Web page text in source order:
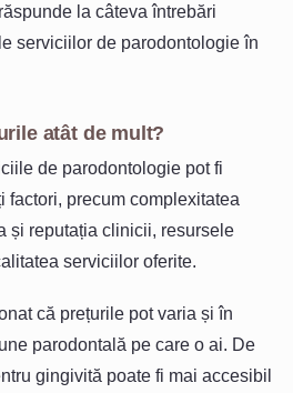
la câteva întrebări
serviciilor de parodontologie în
atât de mult?
de parodontologie pot fi
factori, precum complexitatea
și reputația clinicii, resursele
serviciilor oferite.
că prețurile pot varia și în
parodontală pe care o ai. De
gingivită poate fi mai accesibil